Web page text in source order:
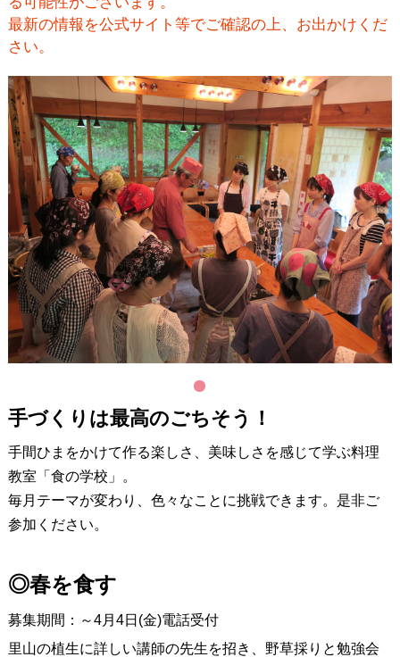
最新の情報を公式サイト等でご確認の上、お出かけくだ
さい。
手づくりは最高のごちそう！
手間ひまをかけて作る楽しさ、美味しさを感じて学ぶ料理
教室「食の学校」。
毎月テーマが変わり、色々なことに挑戦できます。是非ご
参加ください。
◎春を食す
募集期間：～4月4日(金)電話受付
里山の植生に詳しい講師の先生を招き、野草採りと勉強会